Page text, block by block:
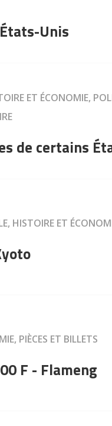
Unis
ET ÉCONOMIE,
de certains
HISTOIRE ET
PIÈCES ET BILLETS
F - Flameng